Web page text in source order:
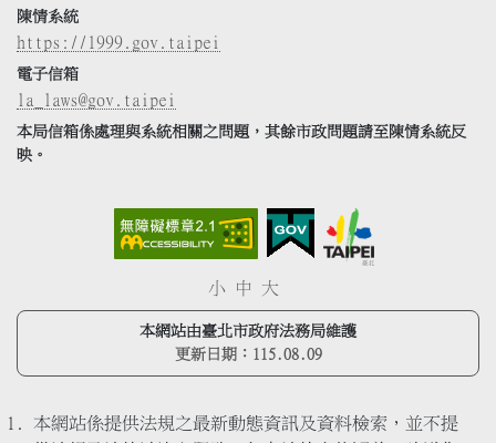
陳情系統
https://1999.gov.taipei
電子信箱
la_laws@gov.taipei
本局信箱係處理與系統相關之問題，其餘市政問題請至陳情系統反
映。
小 中 大
本網站由臺北市政府法務局維護
更新日期： 115.08.09
本網站係提供法規之最新動態資訊及資料檢索，並不提